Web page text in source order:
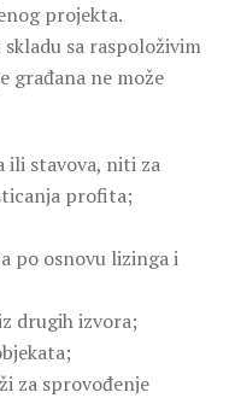
projekta.
sa raspoloživim
građana ne može
ili stavova, niti za
profita;
po osnovu lizinga i
drugih izvora;
za sprovođenje